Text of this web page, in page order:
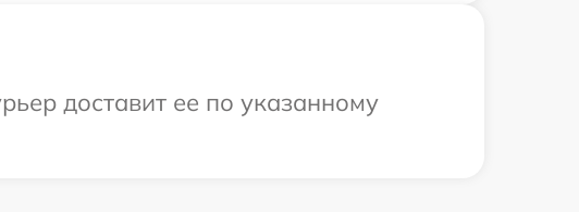
доставит ее по указанному